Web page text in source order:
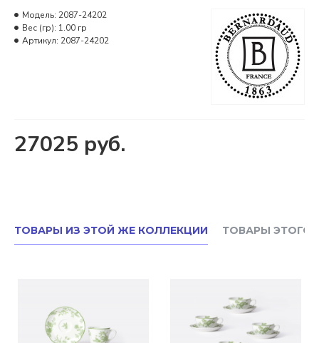
27025 руб.
Модель: 2087-24202
Вес (гр): 1.00 гр
Артикул: 2087-24202
ТОВАРЫ ИЗ ЭТОЙ ЖЕ КОЛЛЕКЦИИ ТОВАРЫ ЭТОГО